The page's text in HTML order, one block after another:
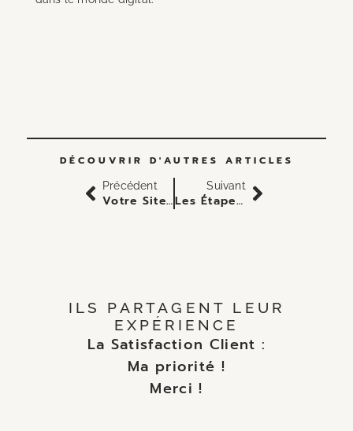
DÉCOUVRIR D'AUTRES ARTICLES
Précédent
Votre Site Web Est-Il Prêt Pour 2025 ? Sans Optimisation Mobile, Vous Risquez De Perdre Gros !
Suivant
Les Étapes Préalables Indispensable À La Création D’un Site Internet, Et Dans Le Bon Ordre !
ILS PARTAGENT LEUR
EXPÉRIENCE
La Satisfaction Client :
Ma priorité !
Merci !